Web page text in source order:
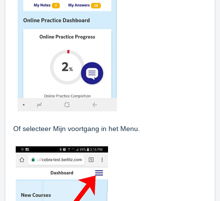
Of selecteer Mijn voortgang in het Menu.